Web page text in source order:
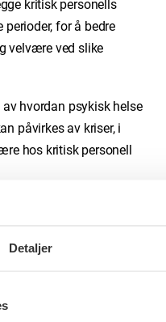
Detaljer
kritisk personells
for å bedre
velvære ved slike
hvordan psykisk helse
påvirkes av kriser, i
hos kritisk personell
Modum Bads
(REK;